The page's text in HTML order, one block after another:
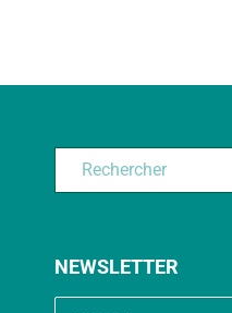
NEWSLETTER